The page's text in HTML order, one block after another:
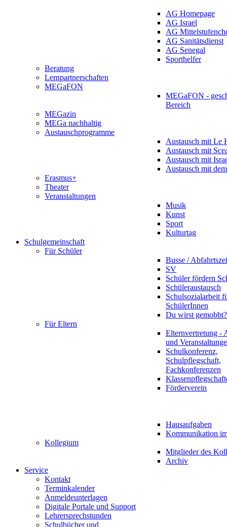
AG Homepage
AG Israel
AG
AG Sanitätsdienst
AG Senegal
Sporthelfer
Beratung
Lernpartnerschaften
MEGaFON
MEGaFON -
Bereich
MEGazin
MEGa nachhaltig
Austauschprogramme
Austausch mit Le
Austausch mit
Austausch mit
Austausch mit
Erasmus+
Theater
Veranstaltungen
Musik
Kunst
Sport
Kulturtag
Schulgemeinschaft
Für Schüler
Busse /
SV
Schüler fördern
Schüleraustausch
Schulsozialarbeit
SchülerInnen
Du wirst gemobbt?
Für Eltern
Elternvertretung -
und
Schulkonferenz,
Schulpflegschaft,
Fachkonferenzen
Förderverein
Hausaufgaben
Kommunikation
Kollegium
Mitglieder des
Archiv
Service
Kontakt
Terminkalender
Anmeldeunterlagen
Digitale Portale und Support
Lehrersprechstunden
Schulbücher und